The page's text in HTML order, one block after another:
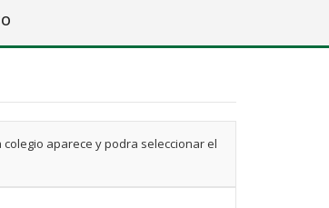
aparece y podra seleccionar el